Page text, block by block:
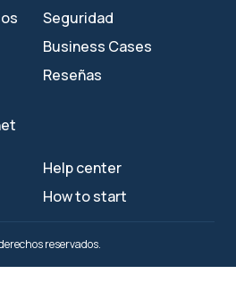
Seguridad
Business Cases
Reseñas
Help center
How to start
reservados.